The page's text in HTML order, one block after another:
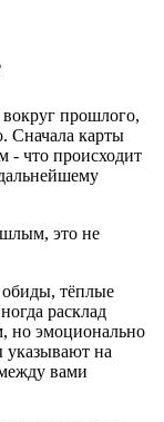
прошлого,
Сначала карты
- что происходит
это не
обиды, тёплые
расклад
но эмоционально
указывают на
вами